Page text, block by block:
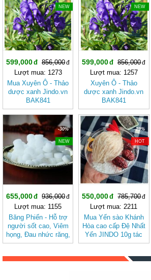
NEW
599,000
856,000
Lượt mua: 1273
Mua Xuyên Ô - Thảo
dược xanh Jindo.vn
BAK841
NEW
599,000
856,000
Lượt mua: 1257
Xuyên Ô - Thảo
dược xanh Jindo.vn
BAK841
-30%
NEW
655,000
936,000
Lượt mua: 1155
Băng Phiến - Hỗ trợ
người sốt cao, Viêm
họng, Đau nhức răng,
Đầu đau chóng mặt
-29%
HOT
550,000
785,700
Lượt mua: 2211
Mua Yến sào Khánh
Hòa cao cấp Đệ Nhất
Yến JINDO 10g tác
dụng tốt cho sức